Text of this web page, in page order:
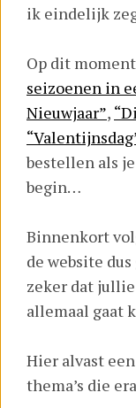
ik eindelijk
Op dit
seizoenen in
Nieuwjaar”,
bestellen als
begin…
Binnenkort
de website
zeker dat
allemaal gaat
Hier alvast
thema’s die